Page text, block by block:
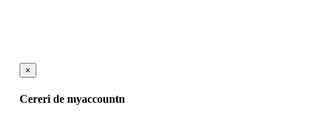
×
Cereri de myaccountn